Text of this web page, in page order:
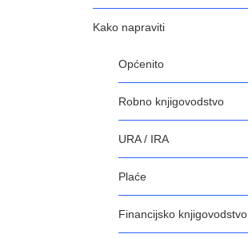
Kako napraviti
Općenito
Robno knjigovodstvo
URA / IRA
Plaće
Financijsko knjigovodstvo